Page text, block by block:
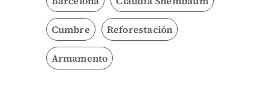
Cumbre Reforestación
Armamento